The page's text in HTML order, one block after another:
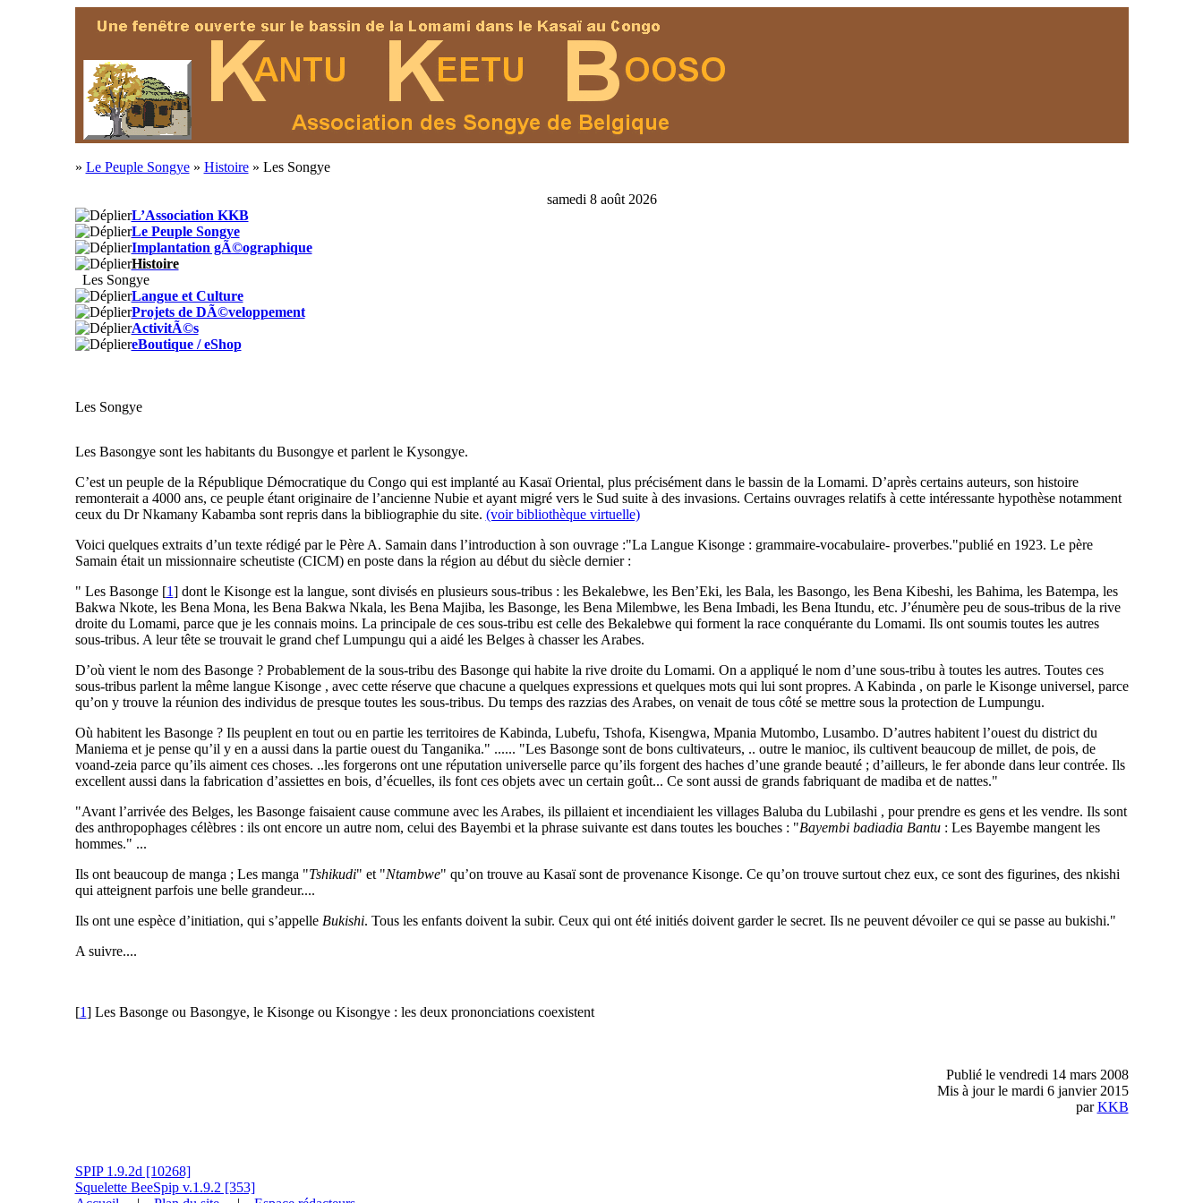
» Le Peuple Songye» Histoire» Les Songye
samedi 8 août 2026
L’Association KKB
Le Peuple Songye
Implantation gÃ©ographique
Histoire
Les Songye
Langue et Culture
Projets de DÃ©veloppement
ActivitÃ©s
eBoutique / eShop
Les Songye
Les Basongye sont les habitants du Busongye et parlent le Kysongye.
C’est un peuple de la République Démocratique du Congo qui est implanté au Kasaï Oriental, plus précisément dans le bassin de la Lomami. D’après certains auteurs, son histoire
remonterait a 4000 ans, ce peuple étant originaire de l’ancienne Nubie et ayant migré vers le Sud suite à des invasions. Certains ouvrages relatifs à cette intéressante hypothèse notamment
ceux du Dr Nkamany Kabamba sont repris dans la bibliographie du site. (voir bibliothèque virtuelle)
Voici quelques extraits d’un texte rédigé par le Père A. Samain dans l’introduction à son ouvrage :"La Langue Kisonge : grammaire-vocabulaire- proverbes."publié en 1923. Le père
Samain était un missionnaire scheutiste (CICM) en poste dans la région au début du siècle dernier :
" Les Basonge [1] dont le Kisonge est la langue, sont divisés en plusieurs sous-tribus : les Bekalebwe, les Ben’Eki, les Bala, les Basongo, les Bena Kibeshi, les Bahima, les Batempa, les
Bakwa Nkote, les Bena Mona, les Bena Bakwa Nkala, les Bena Majiba, les Basonge, les Bena Milembwe, les Bena Imbadi, les Bena Itundu, etc. J’énumère peu de sous-tribus de la rive
droite du Lomami, parce que je les connais moins. La principale de ces sous-tribu est celle des Bekalebwe qui forment la race conquérante du Lomami. Ils ont soumis toutes les autres
sous-tribus. A leur tête se trouvait le grand chef Lumpungu qui a aidé les Belges à chasser les Arabes.
D’où vient le nom des Basonge ? Probablement de la sous-tribu des Basonge qui habite la rive droite du Lomami. On a appliqué le nom d’une sous-tribu à toutes les autres. Toutes ces
sous-tribus parlent la même langue Kisonge , avec cette réserve que chacune a quelques expressions et quelques mots qui lui sont propres. A Kabinda , on parle le Kisonge universel, parce
qu’on y trouve la réunion des individus de presque toutes les sous-tribus. Du temps des razzias des Arabes, on venait de tous côté se mettre sous la protection de Lumpungu.
Où habitent les Basonge ? Ils peuplent en tout ou en partie les territoires de Kabinda, Lubefu, Tshofa, Kisengwa, Mpania Mutombo, Lusambo. D’autres habitent l’ouest du district du
Maniema et je pense qu’il y en a aussi dans la partie ouest du Tanganika." ...... "Les Basonge sont de bons cultivateurs, .. outre le manioc, ils cultivent beaucoup de millet, de pois, de
voand-zeia parce qu’ils aiment ces choses. ..les forgerons ont une réputation universelle parce qu’ils forgent des haches d’une grande beauté ; d’ailleurs, le fer abonde dans leur contrée. Ils
excellent aussi dans la fabrication d’assiettes en bois, d’écuelles, ils font ces objets avec un certain goût... Ce sont aussi de grands fabriquant de madiba et de nattes."
"Avant l’arrivée des Belges, les Basonge faisaient cause commune avec les Arabes, ils pillaient et incendiaient les villages Baluba du Lubilashi , pour prendre es gens et les vendre. Ils sont
des anthropophages célèbres : ils ont encore un autre nom, celui des Bayembi et la phrase suivante est dans toutes les bouches : "Bayembi badiadia Bantu: Les Bayembe mangent les
hommes." ...
Ils ont beaucoup de manga ; Les manga "Tshikudi" et "Ntambwe" qu’on trouve au Kasaï sont de provenance Kisonge. Ce qu’on trouve surtout chez eux, ce sont des figurines, des nkishi
qui atteignent parfois une belle grandeur....
Ils ont une espèce d’initiation, qui s’appelle Bukishi. Tous les enfants doivent la subir. Ceux qui ont été initiés doivent garder le secret. Ils ne peuvent dévoiler ce qui se passe au bukishi."
A suivre....
[1] Les Basonge ou Basongye, le Kisonge ou Kisongye : les deux prononciations coexistent
Publié le vendredi 14 mars 2008
Mis à jour le mardi 6 janvier 2015
parKKB
SPIP 1.9.2d [10268]
Squelette BeeSpip v.1.9.2 [353]